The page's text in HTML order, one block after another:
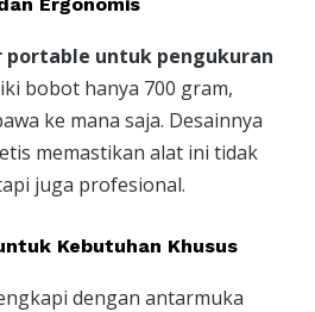
untuk pengukuran
bobot hanya 700 gram,
ke mana saja. Desainnya
memastikan alat ini tidak
juga profesional.
Kebutuhan Khusus
dengan antarmuka